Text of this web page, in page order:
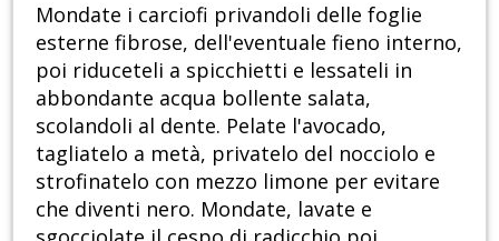
Mondate i carciofi privandoli delle foglie
esterne fibrose, dell'eventuale fieno interno,
poi riduceteli a spicchietti e lessateli in
abbondante acqua bollente salata,
scolandoli al dente. Pelate l'avocado,
tagliatelo a metà, privatelo del nocciolo e
strofinatelo con mezzo limone per evitare
che diventi nero. Mondate, lavate e